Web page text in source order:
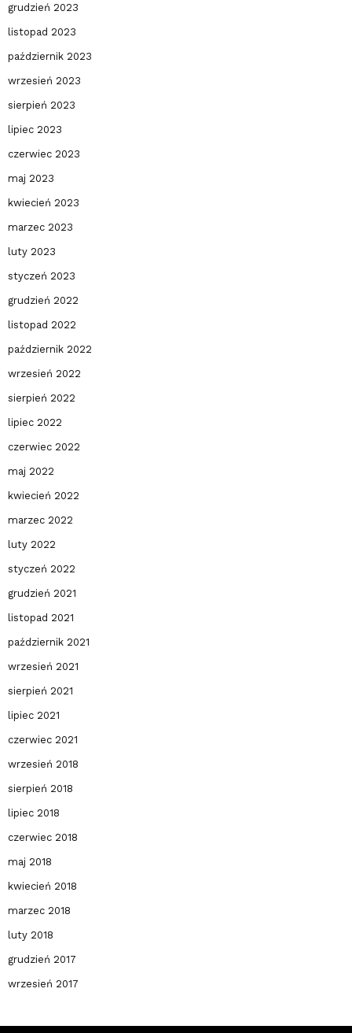
grudzień 2023
listopad 2023
październik 2023
wrzesień 2023
sierpień 2023
lipiec 2023
czerwiec 2023
maj 2023
kwiecień 2023
marzec 2023
luty 2023
styczeń 2023
grudzień 2022
listopad 2022
październik 2022
wrzesień 2022
sierpień 2022
lipiec 2022
czerwiec 2022
maj 2022
kwiecień 2022
marzec 2022
luty 2022
styczeń 2022
grudzień 2021
listopad 2021
październik 2021
wrzesień 2021
sierpień 2021
lipiec 2021
czerwiec 2021
wrzesień 2018
sierpień 2018
lipiec 2018
czerwiec 2018
maj 2018
kwiecień 2018
marzec 2018
luty 2018
grudzień 2017
wrzesień 2017